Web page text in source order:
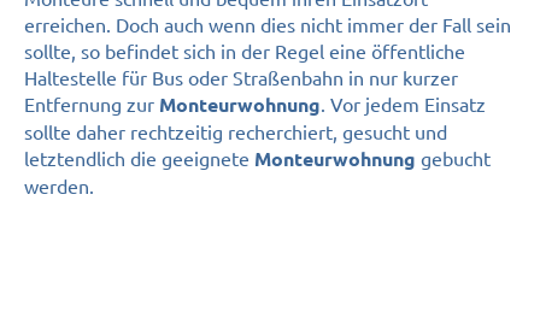
erreichen. Doch auch wenn dies nicht immer der Fall sein
sollte, so befindet sich in der Regel eine öffentliche
Haltestelle für Bus oder Straßenbahn in nur kurzer
Entfernung zur Monteurwohnung . Vor jedem Einsatz
sollte daher rechtzeitig recherchiert, gesucht und
letztendlich die geeignete Monteurwohnung gebucht
werden.